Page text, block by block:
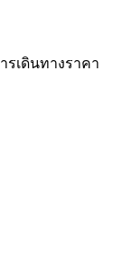
รเดินทางราคา